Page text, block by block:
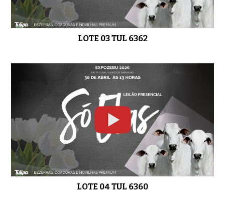
02:01 LOTE 13 TUL 4986
01:01 LOTE 14 TUL 4850
01:02 LOTE 15 TUL 5448
LOTE 16 TUL 4894
LOTE 03 TUL 6362
LOTE 04 TUL 6360